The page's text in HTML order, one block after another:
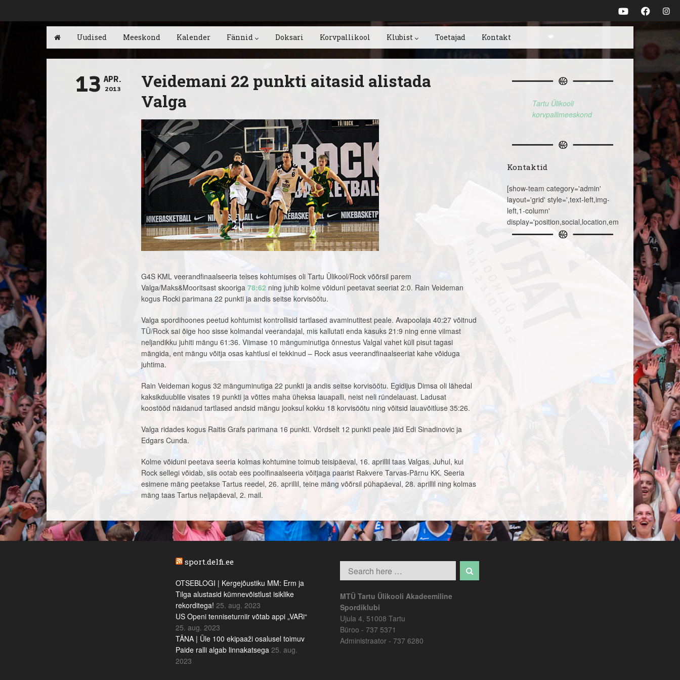
Uudised Meeskond Kalender Fännid Doksari Korvpallikool Klubist Toetajad Kontakt
13 APR.
2013
Veidemani 22 punkti aitasid alistada
Valga
G4S KML veerandfinaalseeria teises kohtumises oli Tartu Ülikool/Rock võõrsil parem
Valga/Maks&Mooritsast skooriga 78:62 ning juhib kolme võiduni peetavat seeriat 2:0. Rain Veideman
kogus Rocki parimana 22 punkti ja andis seitse korvisöötu.
Valga spordihoones peetud kohtumist kontrollisid tartlased avaminutitest peale. Avapoolaja 40:27 võitnud
TÜ/Rock sai õige hoo sisse kolmandal veerandajal, mis kallutati enda kasuks 21:9 ning enne viimast
neljandikku juhiti mängu 61:36. Viimase 10 mänguminutiga õnnestus Valgal vahet küll pisut tagasi
mängida, ent mängu võitja osas kahtlusi ei tekkinud – Rock asus veerandfinaalseeriat kahe võiduga
juhtima.
Rain Veideman kogus 32 mänguminutiga 22 punkti ja andis seitse korvisöötu. Egidijus Dimsa oli lähedal
kaksikduublile visates 19 punkti ja võttes maha üheksa lauapalli, neist neli ründelauast. Ladusat
koostööd näidanud tartlased andsid mängu jooksul kokku 18 korvisöötu ning võitsid lauavõitluse 35:26.
Valga ridades kogus Raitis Grafs parimana 16 punkti. Võrdselt 12 punkti peale jäid Edi Sinadinovic ja
Edgars Cunda.
Kolme võiduni peetava seeria kolmas kohtumine toimub teisipäeval, 16. aprillil taas Valgas. Juhul, kui
Rock sellegi võidab, siis ootab ees poolfinaalseeria võitjaga paarist Rakvere Tarvas-Pärnu KK. Seeria
esimene mäng peetakse Tartus reedel, 26. aprillil, teine mäng võõrsil pühapäeval, 28. aprillil ning kolmas
mäng taas Tartus neljapäeval, 2. mail.
Tartu Ülikooli
korvpallimeeskond
Kontaktid
[show-team category='admin'
layout='grid' style=',text-left,img-
left,1-column'
sport.delfi.ee
OTSEBLOGI | Kergejõustiku MM: Erm ja
Tilga alustasid kümnevõistlust isiklike
rekorditega! 25. aug. 2023
US Openi tenniseturniir võtab appi „VARi“
25. aug. 2023
TÄNA | Üle 100 ekipaaži osalusel toimuv
Paide ralli algab linnakatsega 25. aug.
2023
MTÜ Tartu Ülikooli Akadeemiline
Spordiklubi
Ujula 4, 51008 Tartu
Büroo - 737 5371
Administraator - 737 6280